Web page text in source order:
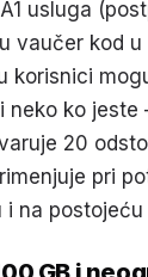
usluga
vaučer kod u
korisnici
neko ko
20
pri
i na postojeću